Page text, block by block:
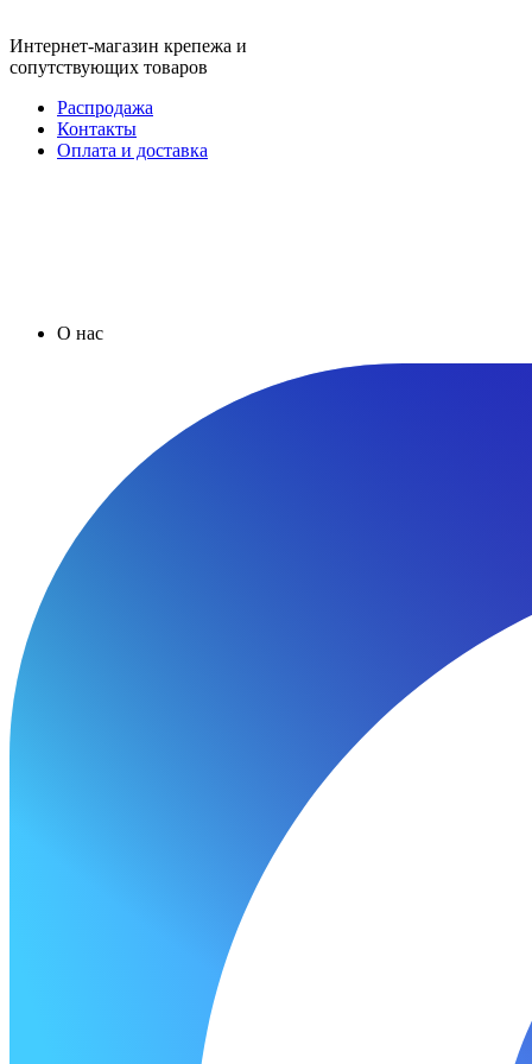
Интернет-магазин крепежа и
сопутствующих товаров
Распродажа
Контакты
Оплата и доставка
О нас